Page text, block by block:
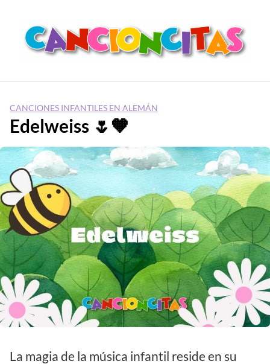
contenido
CANCIONES INFANTILES EN ALEMÁN
Edelweiss 🌷🧡
La magia de la música infantil reside en su